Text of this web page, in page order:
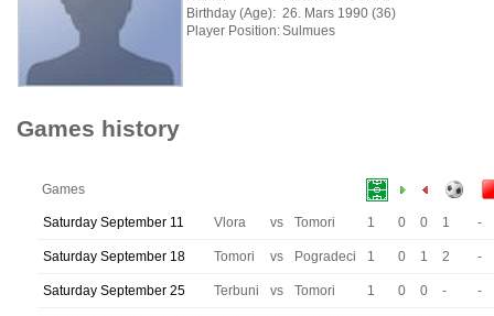
Birthday (Age): 26. Mars 1990 (36)
Player Position:Sulmues
Games history
Games
Saturday September 11 Vlora vs Tomori 1 0 0 1 -
Saturday September 18 Tomori vs Pogradeci 1 0 1 2 -
Saturday September 25 Terbuni vs Tomori 1 0 0 - -